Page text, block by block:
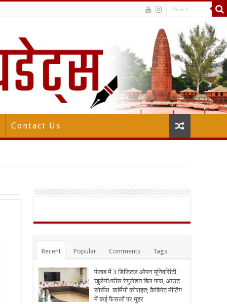
Contact Us
Recent Popular Comments Tags
पंजाब में 3 डिजिटल ओपन यूनिवर्सिटी
खुलेगी:फीस रेगुलेशन बिल पास, आउट
सोर्सेस कर्मियों कोराहत; कैबिनेट मीटिंग
में कई फैसलों पर मुहर